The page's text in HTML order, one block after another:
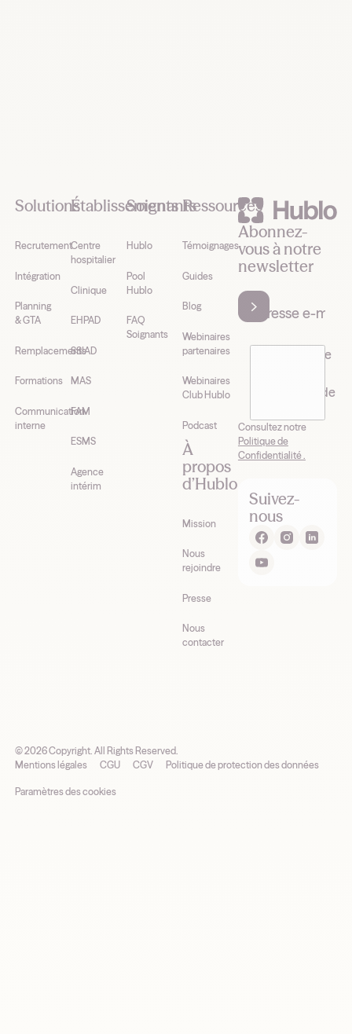
Solutions
Recrutement
Intégration
Planning
& GTA
Remplacements
Formations
Communication
interne
Établissements
Centre
hospitalier
Clinique
EHPAD
SSIAD
MAS
FAM
ESMS
Agence
intérim
Soignants
Hublo
Pool
Hublo
FAQ
Soignants
Ressources
Témoignages
Guides
Blog
Webinaires
partenaires
Webinaires
Club Hublo
Podcast
À
propos
d’Hublo
Mission
Nous
rejoindre
Presse
Nous
contacter
Abonnez-
vous à notre
newsletter
J’accepte de
newsletter de
Consultez notre
Politique de
Confidentialité .
Suivez-
nous
©2026Copyright. All Rights Reserved.
Mentions légales
CGU CGV Politique de protection des données
Paramètres des cookies